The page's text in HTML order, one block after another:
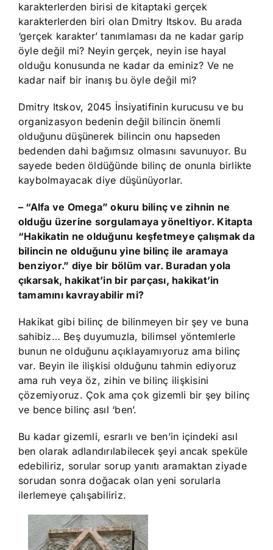
karakterlerden birisi de kitaptaki gerçek
karakterlerden biri olan Dmitry Itskov. Bu arada
‘gerçek karakter’ tanımlaması da ne kadar garip
öyle değil mi? Neyin gerçek, neyin ise hayal
olduğu konusunda ne kadar da eminiz? Ve ne
kadar naif bir inanış bu öyle değil mi?
Dmitry Itskov, 2045 İnsiyatifinin kurucusu ve bu
organizasyon bedenin değil bilincin önemli
olduğunu düşünerek bilincin onu hapseden
bedenden dahi bağımsız olmasını savunuyor. Bu
sayede beden öldüğünde bilinç de onunla birlikte
kaybolmayacak diye düşünüyorlar.
– “Alfa ve Omega” okuru bilinç ve zihnin ne
olduğu üzerine sorgulamaya yöneltiyor. Kitapta
“Hakikatin ne olduğunu keşfetmeye çalışmak da
bilincin ne olduğunu yine bilinç ile aramaya
benziyor.” diye bir bölüm var. Buradan yola
çıkarsak, hakikat’in bir parçası, hakikat’in
tamamını kavrayabilir mi?
Hakikat gibi bilinç de bilinmeyen bir şey ve buna
sahibiz… Beş duyumuzla, bilimsel yöntemlerle
bunun ne olduğunu açıklayamıyoruz ama bilinç
var. Beyin ile ilişkisi olduğunu tahmin ediyoruz
ama ruh veya öz, zihin ve bilinç ilişkisini
çözemiyoruz. Çok ama çok gizemli bir şey bilinç
ve bence bilinç asıl ‘ben’.
Bu kadar gizemli, esrarlı ve ben’in içindeki asıl
ben olarak adlandırılabilecek şeyi ancak speküle
edebiliriz, sorular sorup yanıtı aramaktan ziyade
sorudan sonra doğacak olan yeni sorularla
ilerlemeye çalışabiliriz.